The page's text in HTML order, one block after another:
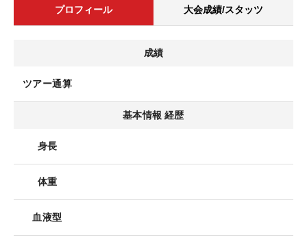
プロフィール 大会成績/スタッツ
成績
ツアー通算
基本情報 経歴
身長
体重
血液型